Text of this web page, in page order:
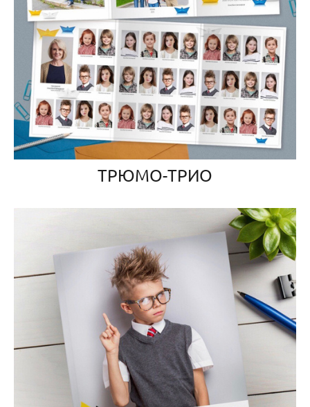
ТРЮМО-ТРИО